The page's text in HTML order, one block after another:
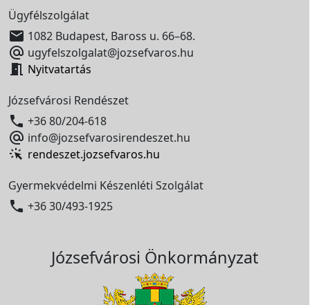
Ügyfélszolgálat
 1082 Budapest, Baross u. 66–68.
 ugyfelszolgalat@jozsefvaros.hu
 Nyitvatartás
Józsefvárosi Rendészet
 +36 80/204-618
 info@jozsefvarosirendeszet.hu
rendeszet.jozsefvaros.hu
Gyermekvédelmi Készenléti Szolgálat
 +36 30/493-1925
Józsefvárosi Önkormányzat